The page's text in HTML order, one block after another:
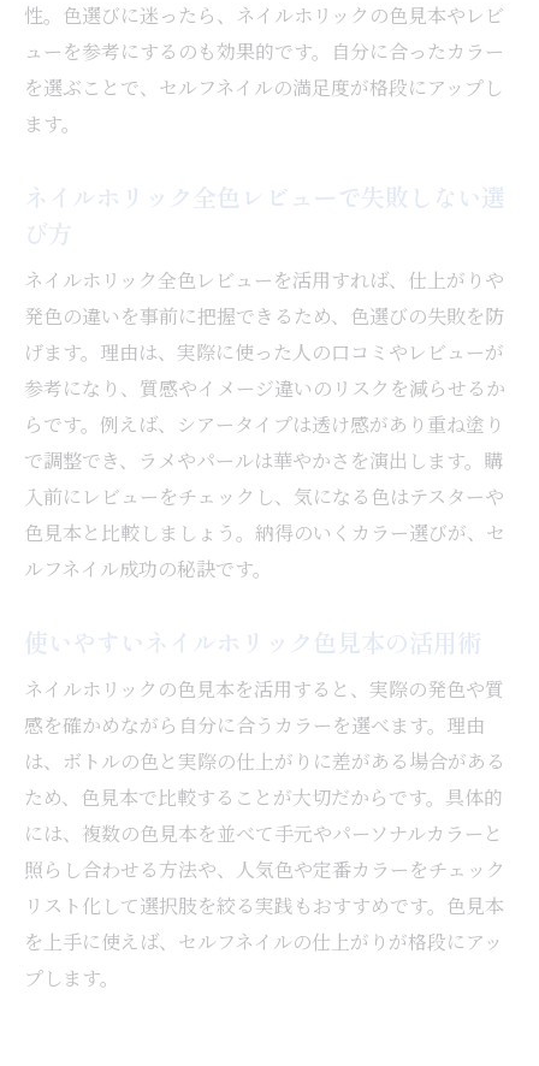
性。色選びに迷ったら、ネイルホリックの色見本やレビ
ューを参考にするのも効果的です。自分に合ったカラー
を選ぶことで、セルフネイルの満足度が格段にアップし
ます。
ネイルホリック全色レビューで失敗しない選
び方
ネイルホリック全色レビューを活用すれば、仕上がりや
発色の違いを事前に把握できるため、色選びの失敗を防
げます。理由は、実際に使った人の口コミやレビューが
参考になり、質感やイメージ違いのリスクを減らせるか
らです。例えば、シアータイプは透け感があり重ね塗り
で調整でき、ラメやパールは華やかさを演出します。購
入前にレビューをチェックし、気になる色はテスターや
色見本と比較しましょう。納得のいくカラー選びが、セ
ルフネイル成功の秘訣です。
使いやすいネイルホリック色見本の活用術
ネイルホリックの色見本を活用すると、実際の発色や質
感を確かめながら自分に合うカラーを選べます。理由
は、ボトルの色と実際の仕上がりに差がある場合がある
ため、色見本で比較することが大切だからです。具体的
には、複数の色見本を並べて手元やパーソナルカラーと
照らし合わせる方法や、人気色や定番カラーをチェック
リスト化して選択肢を絞る実践もおすすめです。色見本
を上手に使えば、セルフネイルの仕上がりが格段にアッ
プします。